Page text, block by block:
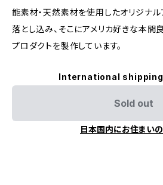
能素材・天然素材を使用したオリジナル
落とし込み、そこにアメリカ好きな本間
プロダクトを製作しています。
International
Sold out
日本国内にお住まい